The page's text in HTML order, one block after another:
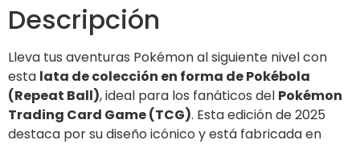
Descripción
Lleva tus aventuras Pokémon al siguiente nivel con
esta lata de colección en forma de Pokébola
(Repeat Ball),ideal para los fanáticos del Pokémon
Trading Card Game (TCG). Esta edición de 2025
destaca por su diseño icónico y está fabricada en